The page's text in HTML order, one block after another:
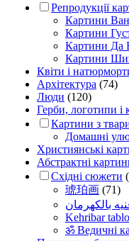
Репродукції
Картини
Картини
Картини Да
Картини
Квіти і
Архітектура (74)
Люди (120)
Герби, логотипи і
Картини з
Домашні
Християнські
Абстрактні
Східні сюжети
琥珀画 (71)
Kehribar tablo
ॐ Ведичні